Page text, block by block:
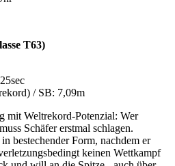
T63)
/ SB: 7,09m
mit Weltrekord-Potenzial: Wer
Schäfer erstmal schlagen.
bestechender Form, nachdem er
keinen Wettkampf